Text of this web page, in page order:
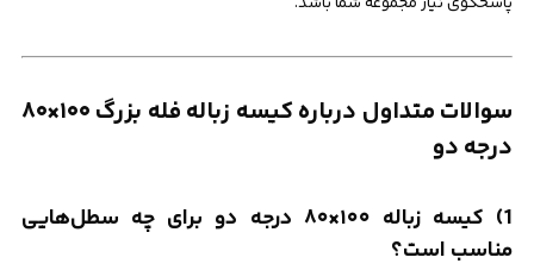
سوالات متداول درباره کیسه زباله فله بزرگ ۱۰۰×۸۰
درجه دو
1) کیسه زباله ۱۰۰×۸۰ درجه دو برای چه سطل‌هایی
مناسب است؟